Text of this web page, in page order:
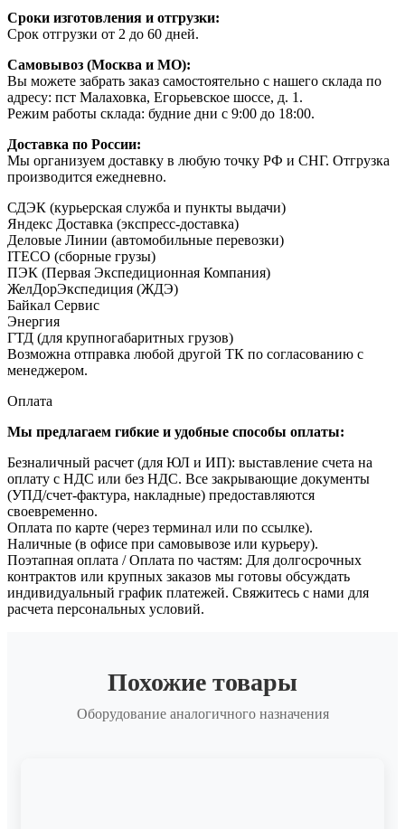
Сроки изготовления и отгрузки:
Срок отгрузки от 2 до 60 дней.
Самовывоз (Москва и МО):
Вы можете забрать заказ самостоятельно с нашего склада по
адресу: пст Малаховка, Егорьевское шоссе, д. 1.
Режим работы склада: будние дни с 9:00 до 18:00.
Доставка по России:
Мы организуем доставку в любую точку РФ и СНГ. Отгрузка
производится ежедневно.
СДЭК (курьерская служба и пункты выдачи)
Яндекс Доставка (экспресс-доставка)
Деловые Линии (автомобильные перевозки)
ITECO (сборные грузы)
ПЭК (Первая Экспедиционная Компания)
ЖелДорЭкспедиция (ЖДЭ)
Байкал Сервис
Энергия
ГТД (для крупногабаритных грузов)
Возможна отправка любой другой ТК по согласованию с
менеджером.
Оплата
Мы предлагаем гибкие и удобные способы оплаты:
Безналичный расчет (для ЮЛ и ИП): выставление счета на
оплату с НДС или без НДС. Все закрывающие документы
(УПД/счет-фактура, накладные) предоставляются
своевременно.
Оплата по карте (через терминал или по ссылке).
Наличные (в офисе при самовывозе или курьеру).
Поэтапная оплата / Оплата по частям: Для долгосрочных
контрактов или крупных заказов мы готовы обсуждать
индивидуальный график платежей. Свяжитесь с нами для
расчета персональных условий.
Похожие товары
Оборудование аналогичного назначения